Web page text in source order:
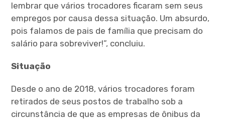
lembrar que vários trocadores ficaram sem seus
empregos por causa dessa situação. Um absurdo,
pois falamos de pais de família que precisam do
salário para sobreviver!”, concluiu.
Situação
Desde o ano de 2018, vários trocadores foram
retirados de seus postos de trabalho sob a
circunstância de que as empresas de ônibus da